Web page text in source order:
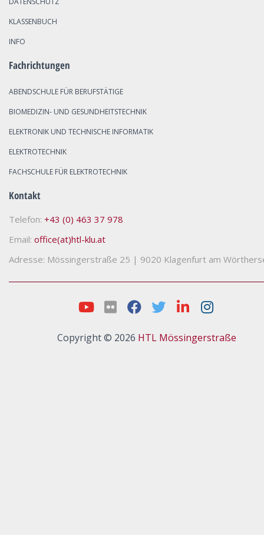
KLASSENBUCH
INFO
Fachrichtungen
ABENDSCHULE FÜR BERUFSTÄTIGE
BIOMEDIZIN- UND GESUNDHEITSTECHNIK
ELEKTRONIK UND TECHNISCHE INFORMATIK
ELEKTROTECHNIK
FACHSCHULE FÜR ELEKTROTECHNIK
Kontakt
Telefon: +43 (0) 463 37 978
Email: office(at)htl-klu.at
Adresse: Mössingerstraße 25 | 9020 Klagenfurt am
Copyright © 2026 HTL Mössingerstraße